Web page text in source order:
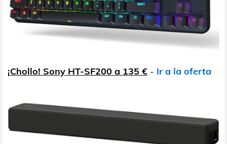
¡Chollo! Sony HT-SF200 a 135 € - Ir a la oferta